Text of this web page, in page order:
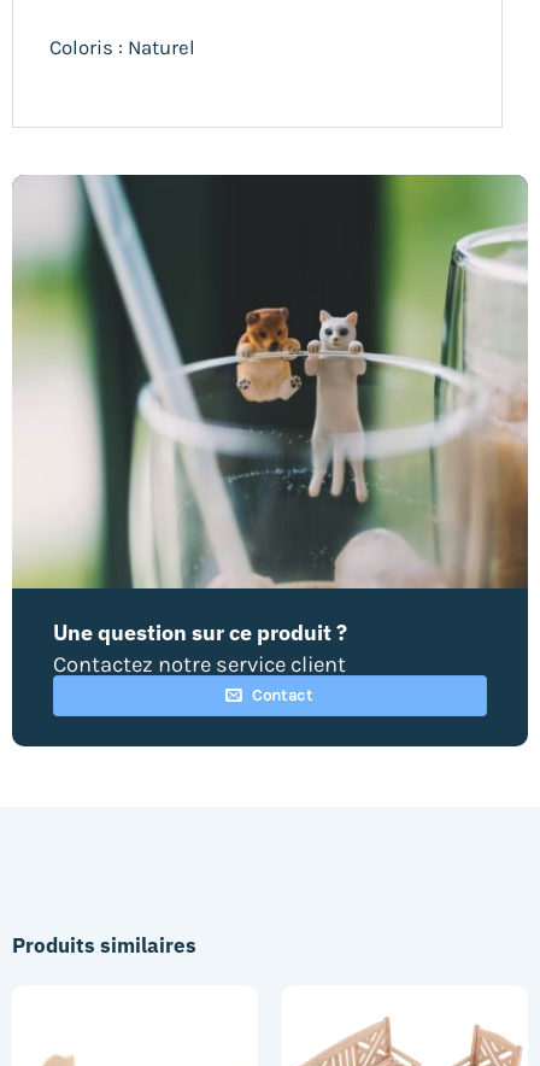
Coloris : Naturel
Une question sur ce produit ?
Contactez notre service client
Contact
Produits similaires